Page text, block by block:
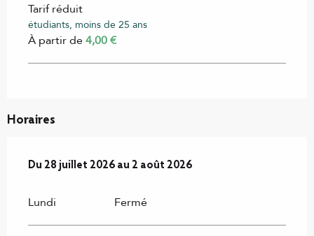
Tarif réduit
étudiants, moins de 25 ans
À partir de4,00 €
Horaires
Du28 juillet 2026au2 août 2026
Du 28 juillet 2026 au 2 août 2026
Lundi Fermé